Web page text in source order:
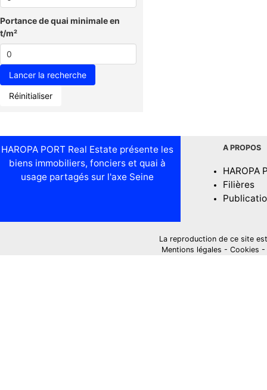
Portance de quai minimale en
t/m²
Réinitialiser
HAROPA PORT Real Estate présente les
biens immobiliers, fonciers et quai à
usage partagés sur l'axe Seine
A PROPOS
HAROPA
Filières
La reproduction de ce site
Mentions légales - Cookies -